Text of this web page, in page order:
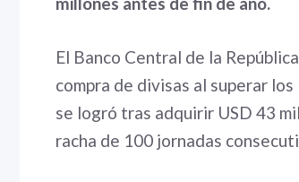
El Banco Central de la
compra de divisas al superar
se logró tras adquirir USD 43
racha de 100 jornadas